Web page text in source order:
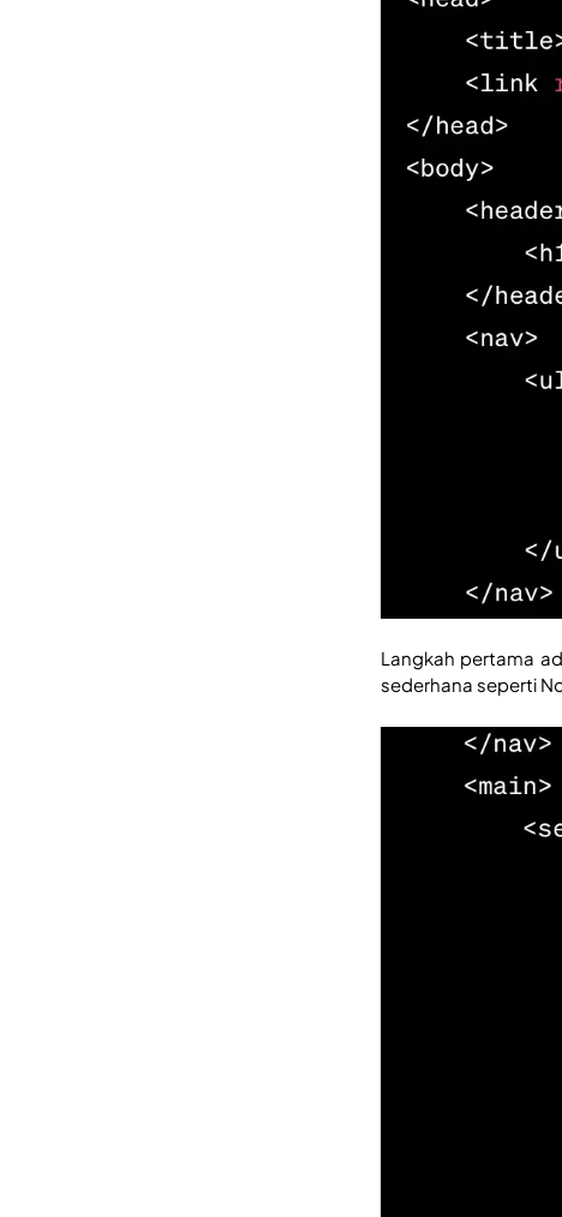
Langkah pertama
sederhana seperti